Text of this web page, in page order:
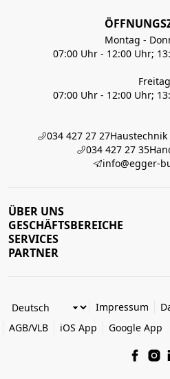
Montag -
07:00 Uhr - 12:00 Uhr;
Freitag
07:00 Uhr - 12:00 Uhr;
034 427 27 27
034 427 27 35
info@egger-
ÜBER UNS
GESCHÄFTSBEREICHE
SERVICES
PARTNER
Impressum
AGB/VLB
iOS App Google App